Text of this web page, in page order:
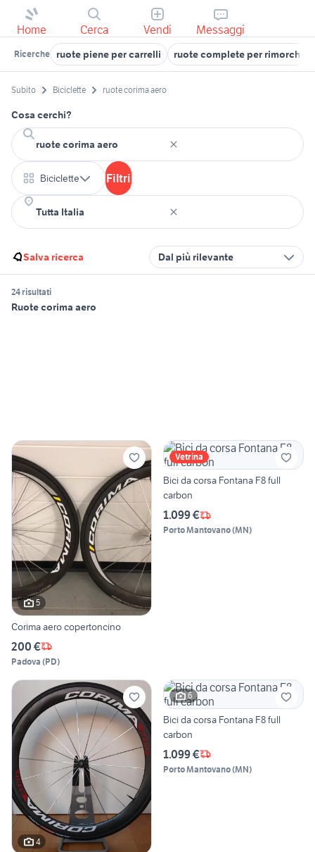
Home Cerca Vendi Messaggi
Ricerche ruote piene per carrelli ruote complete per rimorchio
Subito Biciclette ruote corima aero
Cosa cerchi?
Biciclette Filtri
Salva ricerca Dal più rilevante
24 risultati
Ruote corima aero
5
Corima aero copertoncino
200 €
Padova (PD)
Vetrina
Bici da corsa Fontana F8 full
carbon
1.099 €
Porto Mantovano(MN)
4
6
Bici da corsa Fontana F8 full
carbon
1.099 €
Porto Mantovano(MN)